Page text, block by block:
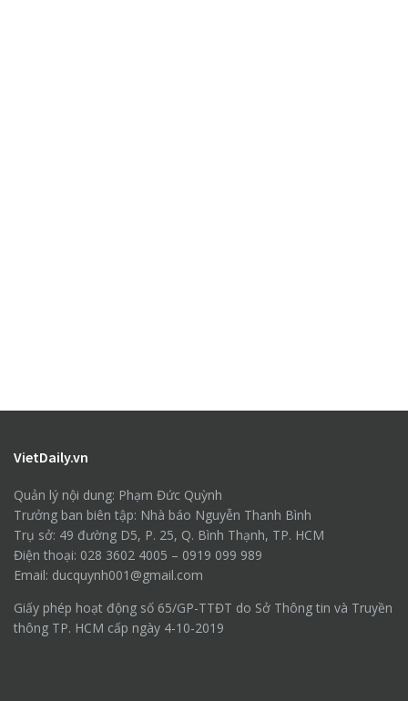
VietDaily.vn
Quản lý nội dung: Phạm Đức Quỳnh
Trưởng ban biên tập: Nhà báo Nguyễn Thanh Bình
Trụ sở: 49 đường D5, P. 25, Q. Bình Thạnh, TP. HCM
Điện thoại: 028 3602 4005 – 0919 099 989
Email: ducquynh001@gmail.com
Giấy phép hoạt động số 65/GP-TTĐT do Sở Thông tin và Truyền
thông TP. HCM cấp ngày 4-10-2019